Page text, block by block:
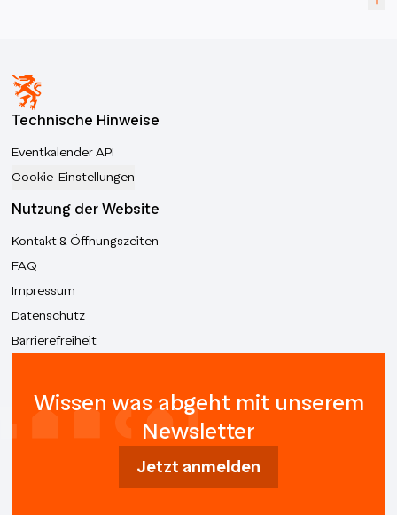
Technische Hinweise
Eventkalender API
Cookie-Einstellungen
Nutzung der Website
Kontakt & Öffnungszeiten
FAQ
Impressum
Datenschutz
Barrierefreiheit
Wissen was abgeht mit unserem
Newsletter
Jetzt anmelden